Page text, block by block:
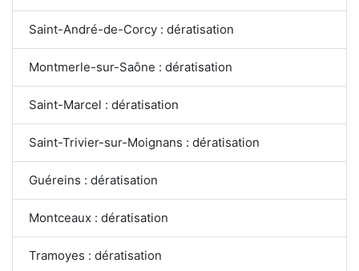
Saint-André-de-Corcy : dératisation
Montmerle-sur-Saône : dératisation
Saint-Marcel : dératisation
Saint-Trivier-sur-Moignans : dératisation
Guéreins : dératisation
Montceaux : dératisation
Tramoyes : dératisation